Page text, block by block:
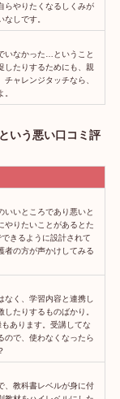
らやりたくなるしくみが
しです。
いなかった…ということ
したりするためにも、親
ャレンジタッチなら、
いう悪い口コミ評
いいところであり悪いと
やりたいことがあるとた
きるように設計されて
者の方が声かけしてみる
く、学習内容と連携し
たりするものばかり。
あります。受講してな
ので、使わなくなったら
、教科書レベルが身に付